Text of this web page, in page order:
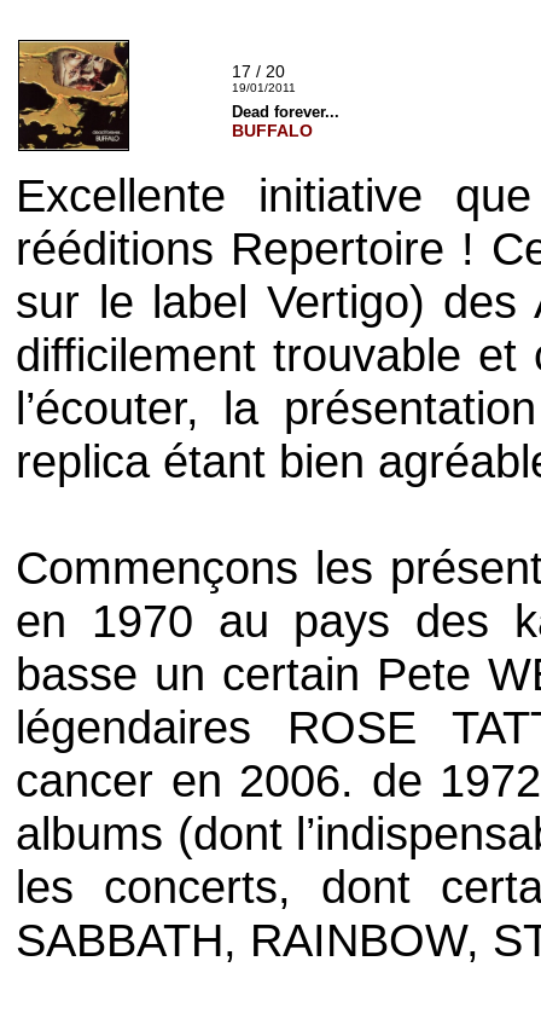
17 / 20
19/01/2011
Dead forever...
BUFFALO
Excellente initiative
rééditions Repertoire !
sur le label Vertigo) des
difficilement trouvable et
l’écouter, la
replica étant bien
Commençons les
en 1970 au pays des
basse un certain Pete
légendaires ROSE
cancer en 2006. de
albums (dont
les concerts, dont
SABBATH, RAINBOW,